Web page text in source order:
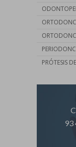
PRÓTESIS
93